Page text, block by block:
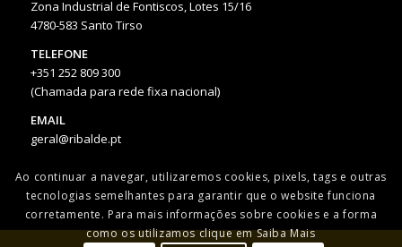
Zona Industrial de Fontiscos, Lotes 15/16
4780-583 Santo Tirso
TELEFONE
+351 252 809 300
(Chamada para rede fixa nacional)
EMAIL
geral@ribalde.pt
Ao continuar a navegar, utilizaremos cookies, pixels, tags e outras
tecnologias semelhantes para garantir que o website funciona
corretamente. Para mais informações sobre cookies e a forma
como os utilizamos clique em Saiba Mais